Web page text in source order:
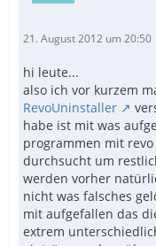
21. August 2012 um 20:50
hi leute...
also ich vor kurzem
RevoUninstaller
habe ist mit was
programmen mit
durchsucht um
werden vorher
nicht was falsches
mit aufgefallen das
extrem